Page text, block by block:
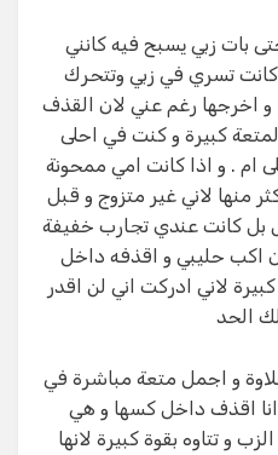
بات زبي يسبح فيه كانني
كانت تسري في زبي وتتحرك
اخرجها رغم عني لان القذف
كبيرة و كنت في احلى
ام . و اذا كانت امي ممحونة
منها لاني غير متزوج و قبل
بل كانت عندي تجارب خفيفة
اكب حليبي و اقذفه داخل
لاني ادركت اني لن اقدر
الحد
و اجمل متعة مباشرة في
اقذف داخل كسها و هي
و تتاوه بقوة كبيرة لانها